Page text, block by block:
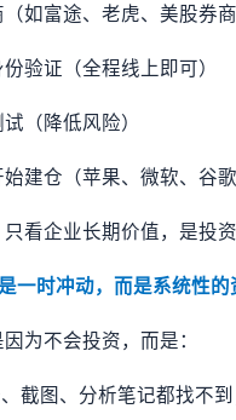
如富途、老虎、美股券商
验证（全程线上即可）
（降低风险）
建仓（苹果、微软、谷歌
看企业长期价值，是投资
一时冲动，而是系统性
为不会投资，而是：
截图、分析笔记都找不到